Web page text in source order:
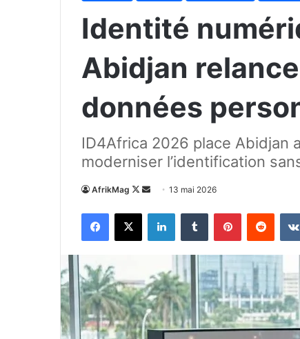
Identité
Abidjan
données
ID4Africa 2026 place Abidjan
moderniser l’identification
AfrikMag
Follow
Envoyer
courriel
13 mai 2026
Facebook
X LinkedinTumblr Pinterest